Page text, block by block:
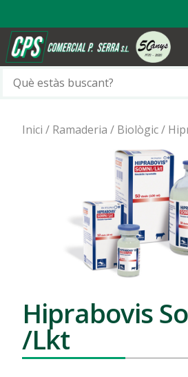
Inici / Ramaderia / Biològic/
Hiprabovis
/Lkt